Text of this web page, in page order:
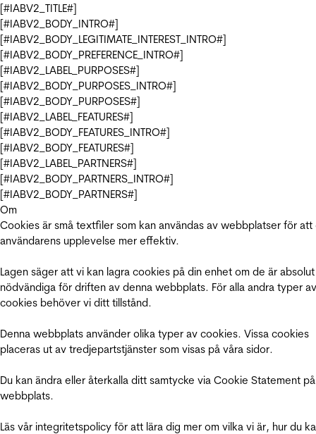
[#IABV2_TITLE#]
[#IABV2_BODY_INTRO#]
[#IABV2_BODY_LEGITIMATE_INTEREST_INTRO#]
[#IABV2_BODY_PREFERENCE_INTRO#]
[#IABV2_LABEL_PURPOSES#]
[#IABV2_BODY_PURPOSES_INTRO#]
[#IABV2_BODY_PURPOSES#]
[#IABV2_LABEL_FEATURES#]
[#IABV2_BODY_FEATURES_INTRO#]
[#IABV2_BODY_FEATURES#]
[#IABV2_LABEL_PARTNERS#]
[#IABV2_BODY_PARTNERS_INTRO#]
[#IABV2_BODY_PARTNERS#]
Om
Cookies är små textfiler som kan användas av webbplatser för att
användarens upplevelse mer effektiv.
Lagen säger att vi kan lagra cookies på din enhet om de är absolut
nödvändiga för driften av denna webbplats. För alla andra typer av
cookies behöver vi ditt tillstånd.
Denna webbplats använder olika typer av cookies. Vissa cookies
placeras ut av tredjepartstjänster som visas på våra sidor.
Du kan ändra eller återkalla ditt samtycke via Cookie Statement
webbplats.
Läs vår integritetspolicy för att lära dig mer om vilka vi är, hur du